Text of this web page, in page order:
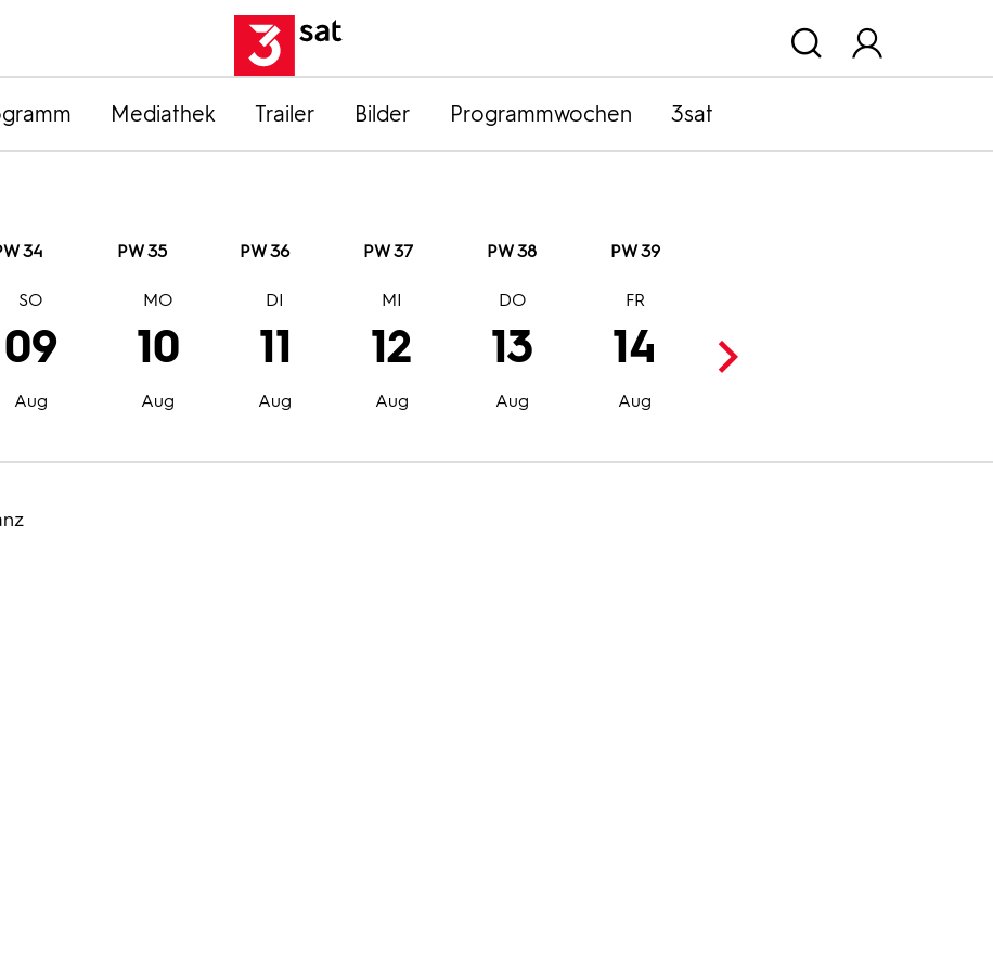
Mediathek Trailer Bilder Programmwochen 3sat
34 PW 35 PW 36 PW 37 PW 38 PW 39
09
Aug
SO
10
Aug
MO
11
Aug
DI
12
Aug
MI
13
Aug
DO
14
Aug
FR
15